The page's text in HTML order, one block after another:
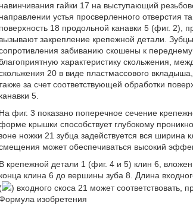
навинчивания гайки 17 на выступающий
направлении устья просверленного
поверхность 18 продольной канавки 5 (фиг. 2),
вызывают закрепление крепежной детали.
забиванию скошены к
характеристику скольжения,
20 в виде пластмассового
за счет соответствующей обработки
канавки 5.
На фиг. 3 показано поперечное сечение
крышки способствует глубокому
ножки 21 зубца задействуется вся
может обеспечиваться высокий
В крепежной детали 1 (фиг. 4 и 5) клин 6,
конца клина 6 до вершины зуба 8. Длина
(
) входного скоса 21 может соответствовать,
изобретения